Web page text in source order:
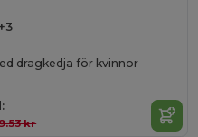
+3
dragkedja för kvinnor
kr